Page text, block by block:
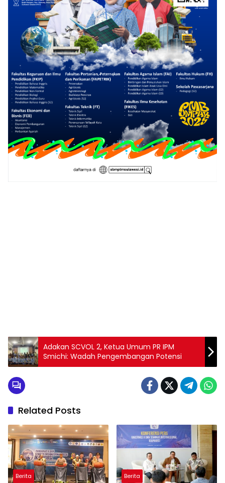
Adakan SCVOL 2, Ketua Umum PR IPM
Smichi: Wadah Pengembangan Potensi
Related Posts
Berita Berita